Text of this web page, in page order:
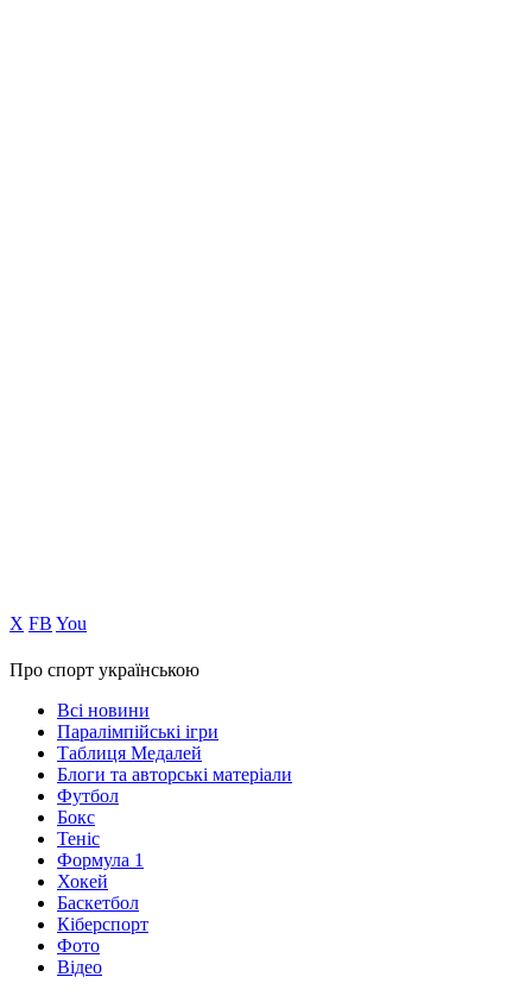
Х FB You
Про спорт українською
Всі новини
Паралімпійські ігри
Таблиця Медалей
Блоги та авторські матеріали
Футбол
Бокс
Теніс
Формула 1
Хокей
Баскетбол
Кіберспорт
Фото
Відео